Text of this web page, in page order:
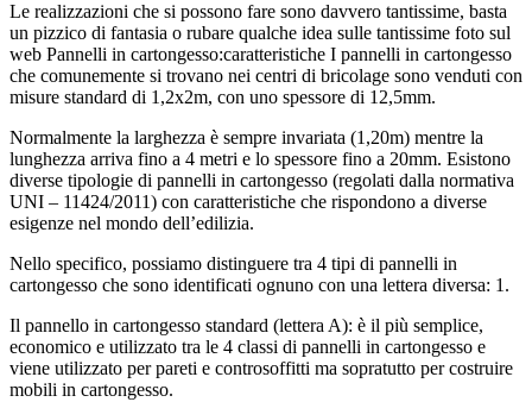
Le realizzazioni che si possono fare sono davvero tantissime, basta
un pizzico di fantasia o rubare qualche idea sulle tantissime foto sul
web Pannelli in cartongesso:caratteristiche I pannelli in cartongesso
che comunemente si trovano nei centri di bricolage sono venduti con
misure standard di 1,2x2m, con uno spessore di 12,5mm.
Normalmente la larghezza è sempre invariata (1,20m) mentre la
lunghezza arriva fino a 4 metri e lo spessore fino a 20mm. Esistono
diverse tipologie di pannelli in cartongesso (regolati dalla normativa
UNI – 11424/2011) con caratteristiche che rispondono a diverse
esigenze nel mondo dell’edilizia.
Nello specifico, possiamo distinguere tra 4 tipi di pannelli in
cartongesso che sono identificati ognuno con una lettera diversa: 1.
Il pannello in cartongesso standard (lettera A): è il più semplice,
economico e utilizzato tra le 4 classi di pannelli in cartongesso e
viene utilizzato per pareti e controsoffitti ma sopratutto per costruire
mobili in cartongesso.